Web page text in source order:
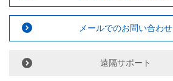
メールでのお問い合わせ
遠隔サポート